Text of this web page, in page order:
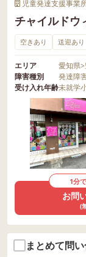
児童発達支援事業
チャイルドウ
空きあり 送迎あり
エリア 愛知県>
障害種別
発達障
受け入れ年齢未就学
1分
お問
(
まとめて問